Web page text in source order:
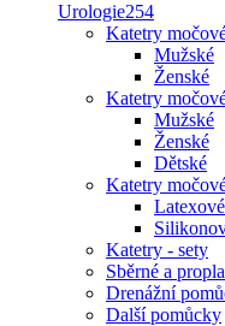
Urologie254
Katetry
Mužské
Ženské
Katetry
Mužské
Ženské
Dětské
Katetry
Katetry - sety
Sběrné a
Drenážní
Další pomůcky